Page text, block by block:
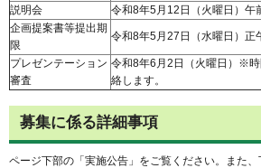
説明会
令和8年5月12日（火曜日）午
企画提案書等提出期
限
令和8年5月27日（水曜日）正
プレゼンテーション
審査
令和8年6月2日（火曜日）※
絡します。
募集に係る詳細事項
ページ下部の「実施公告」をご覧ください。また